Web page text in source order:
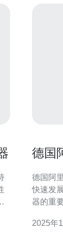
德国
德国阿里
快速发
器的重
方案。
2025年